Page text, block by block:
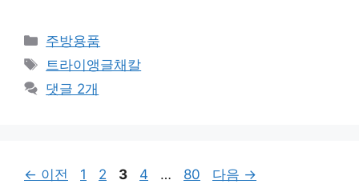
카
테
리
주방용품
태
그
트라이앵글채칼
댓글 2개
← 이전
페
1
페
2
페
3
페
4 …
페
80 다음 →